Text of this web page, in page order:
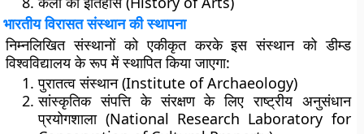
भारतीय विरासत संस्थान की स्थापना
निम्नलिखित संस्थानों को एकीकृत करके इस संस्थान को डीम्ड
विश्वविद्यालय के रूप में स्थापित किया जाएगा:
पुरातत्व संस्थान (Institute of Archaeology)
सांस्कृतिक संपत्ति के संरक्षण के लिए राष्ट्रीय अनुसंधान
प्रयोगशाला (National Research Laboratory for